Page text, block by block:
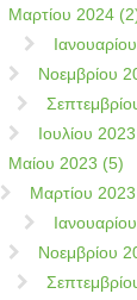
Μαρτίου 2024
Νοεμβρίου
Ιουλίου
Μαίου 2023 (5)
Μαρτίου
Νοεμβρίου